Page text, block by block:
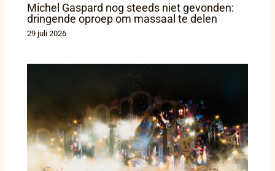
Michel Gaspard nog steeds niet gevonden:
dringende oproep om massaal te delen
29 juli 2026